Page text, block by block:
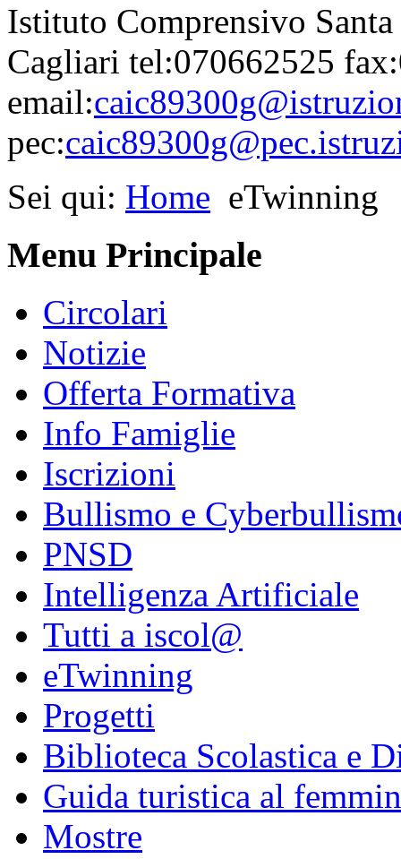
Istituto Comprensivo
Cagliari tel:070662525
email:
pec:
Sei qui: Home eTwinning
Menu Principale
Circolari
Notizie
Offerta Formativa
Info Famiglie
Iscrizioni
Bullismo e
PNSD
Intelligenza Artificiale
Tutti a iscol@
eTwinning
Progetti
Biblioteca Scolastica e
Guida turistica al
Mostre